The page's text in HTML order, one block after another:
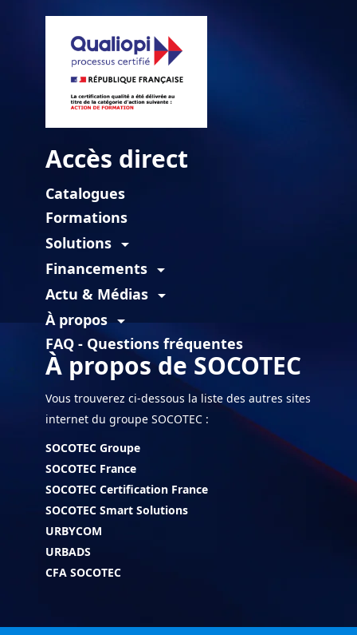
Accès direct
Catalogues
Formations
Solutions arrow_drop_down
Financements arrow_drop_down
Actu & Médias arrow_drop_down
À proposarrow_drop_down
FAQ - Questions fréquentes
À propos de SOCOTEC
Vous trouverez ci-dessous la liste des autres sites
internet du groupe SOCOTEC :
SOCOTEC Groupe
SOCOTEC France
SOCOTEC Certification France
SOCOTEC Smart Solutions
URBYCOM
URBADS
CFA SOCOTEC